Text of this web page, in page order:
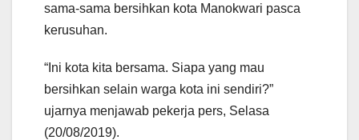
sama-sama bersihkan kota Manokwari pasca
kerusuhan.
“Ini kota kita bersama. Siapa yang mau
bersihkan selain warga kota ini sendiri?”
ujarnya menjawab pekerja pers, Selasa
(20/08/2019).